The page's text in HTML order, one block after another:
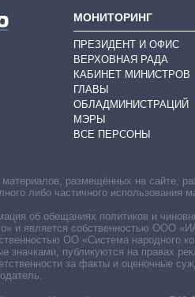
МОНИТОРИНГ
ПРЕЗИДЕНТ И ОФИС
ВЕРХОВНАЯ РАДА
КАБИНЕТ МИНИСТРОВ
ГЛАВЫ
ОБЛАДМИНИСТРАЦИЙ
МЭРЫ
ВСЕ ПЕРСОНЫ
размещённых на сайте,
либо частичного использования
об обещаниях политиков и
и является собственностью ООО
ОО «Система народного
значками, публикуются на правах
за факты и оценочные